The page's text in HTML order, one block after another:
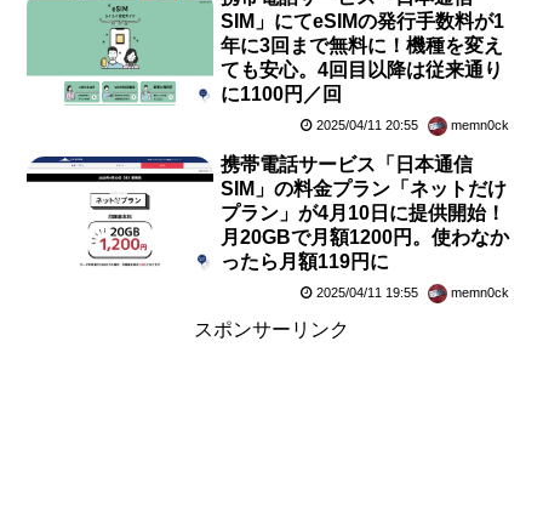
SIM」にてeSIMの発行手数料が1
年に3回まで無料に！機種を変え
ても安心。4回目以降は従来通り
に1100円／回
2025/04/11 20:55 memn0ck
携帯電話サービス「日本通信
SIM」の料金プラン「ネットだけ
プラン」が4月10日に提供開始！
月20GBで月額1200円。使わなか
ったら月額119円に
2025/04/11 19:55 memn0ck
スポンサーリンク